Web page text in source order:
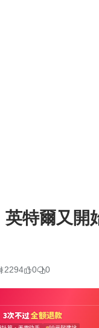
英特爾又開
2294 0 0